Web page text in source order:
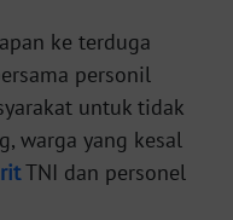
ke terduga
personil
untuk tidak
warga yang kesal
TNI dan personel